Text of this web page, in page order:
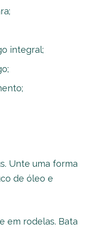
integral;
Unte uma forma
de óleo e
em rodelas. Bata